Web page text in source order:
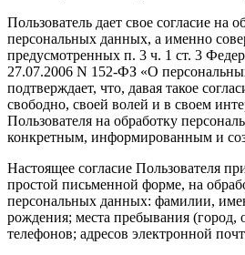
Пользователь дает свое согласие на
персональных данных, а именно
предусмотренных п. 3 ч. 1 ст. 3
27.07.2006 N 152-ФЗ «О
подтверждает, что, давая такое
свободно, своей волей и в своем
Пользователя на обработку
конкретным, информированным и
Настоящее согласие Пользователя
простой письменной форме, на
персональных данных: фамилии,
рождения; места пребывания (город,
телефонов; адресов электронной